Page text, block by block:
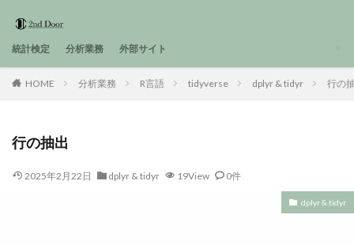
統計検定 分析業務 外部サイト
HOME 分析業務 R言語 tidyverse dplyr & tidyr 行の
行の抽出
2025年2月22日 dplyr & tidyr 19View 0件
dplyr & tidyr